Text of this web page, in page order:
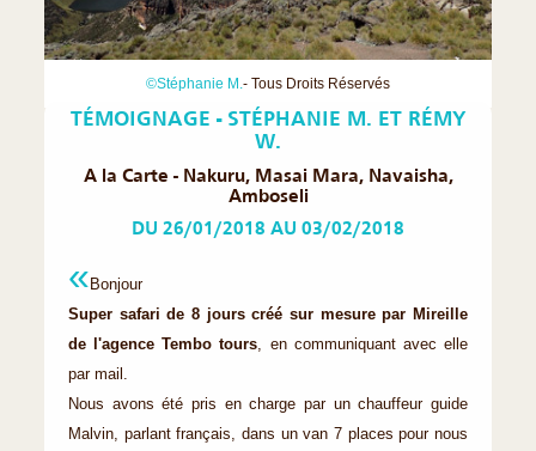
©Stéphanie M. - Tous Droits Réservés
TÉMOIGNAGE - STÉPHANIE M. ET RÉMY
W.
A la Carte - Nakuru, Masai Mara, Navaisha,
Amboseli
DU 26/01/2018 AU 03/02/2018
Bonjour
Super safari de 8 jours créé sur mesure par Mireille
de l'agence Tembo tours , en communiquant avec elle
par mail.
Nous avons été pris en charge par un chauffeur guide
Malvin, parlant français, dans un van 7 places pour nous